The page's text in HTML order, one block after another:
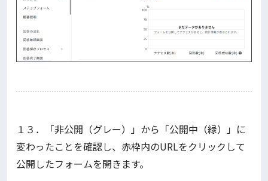
１３．「非公開（グレー）」から「公開中（緑）」に
変わったことを確認し、赤枠内のURLをクリックして
公開したフォームを開きます。